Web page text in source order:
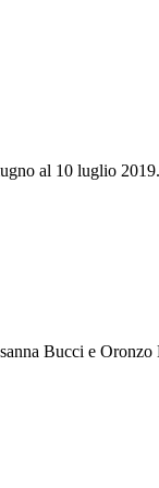
al 10 luglio 2019.
Bucci e